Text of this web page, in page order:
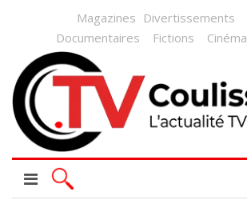
Magazines Divertissements
Documentaires
Fictions Cinéma